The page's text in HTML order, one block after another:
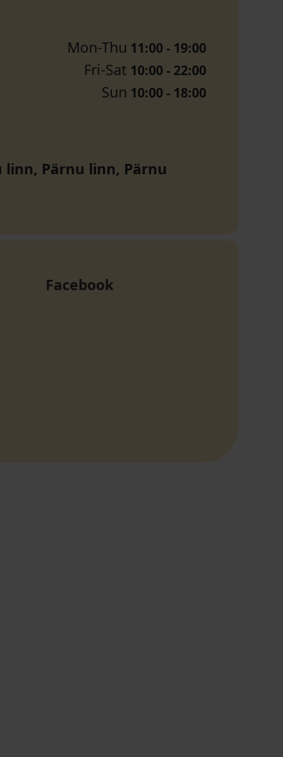
Mon-Thu 11:00 - 19:00
Fri-Sat 10:00 - 22:00
Sun 10:00 - 18:00
linn, Pärnu linn, Pärnu
Facebook